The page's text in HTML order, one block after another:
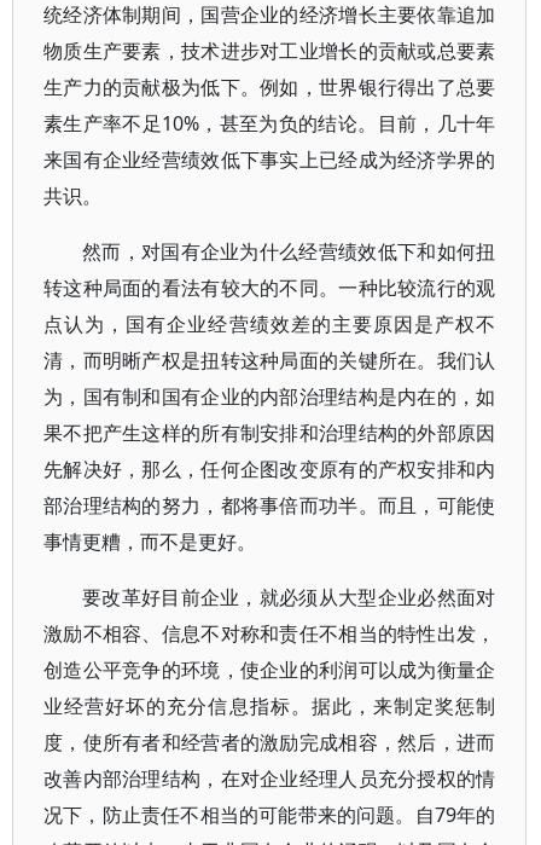
统经济体制期间，国营企业的经济增长主要依靠追加
物质生产要素，技术进步对工业增长的贡献或总要素
生产力的贡献极为低下。例如，世界银行得出了总要
素生产率不足10%，甚至为负的结论。目前，几十年
来国有企业经营绩效低下事实上已经成为经济学界的
共识。
然而，对国有企业为什么经营绩效低下和如何扭
转这种局面的看法有较大的不同。一种比较流行的观
点认为，国有企业经营绩效差的主要原因是产权不
清，而明晰产权是扭转这种局面的关键所在。我们认
为，国有制和国有企业的内部治理结构是内在的，如
果不把产生这样的所有制安排和治理结构的外部原因
先解决好，那么，任何企图改变原有的产权安排和内
部治理结构的努力，都将事倍而功半。而且，可能使
事情更糟，而不是更好。
要改革好目前企业，就必须从大型企业必然面对
激励不相容、信息不对称和责任不相当的特性出发，
创造公平竞争的环境，使企业的利润可以成为衡量企
业经营好坏的充分信息指标。据此，来制定奖惩制
度，使所有者和经营者的激励完成相容，然后，进而
改善内部治理结构，在对企业经理人员充分授权的情
况下，防止责任不相当的可能带来的问题。自79年的